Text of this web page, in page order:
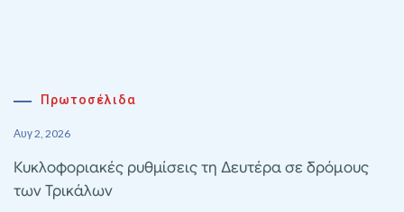
Πρωτοσέλιδα
Αυγ 2, 2026
Κυκλοφοριακές ρυθμίσεις τη Δευτέρα σε δρόμους
των Τρικάλων